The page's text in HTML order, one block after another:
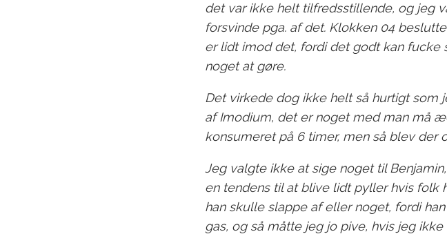
det var ikke helt tilfredsstillende, og jeg
forsvinde pga. af det. Klokken 04
er lidt imod det, fordi det godt kan
noget at gøre.
Det virkede dog ikke helt så hurtigt som
af Imodium, det er noget med man må
konsumeret på 6 timer, men så blev der
Jeg valgte ikke at sige noget til
en tendens til at blive lidt pyller hvis folk
han skulle slappe af eller noget, fordi
gas, og så måtte jeg jo pive, hvis jeg